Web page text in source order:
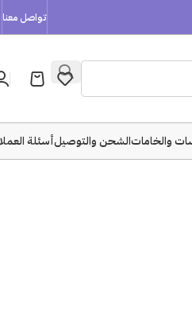
تواصل معنا
والخاماتالشحن والتوصيلأسئلة